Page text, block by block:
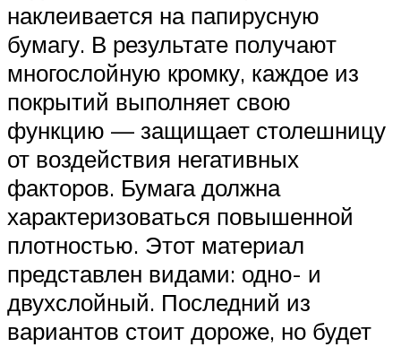
наклеивается на папирусную
бумагу. В результате получают
многослойную кромку, каждое из
покрытий выполняет свою
функцию — защищает столешницу
от воздействия негативных
факторов. Бумага должна
характеризоваться повышенной
плотностью. Этот материал
представлен видами: одно- и
двухслойный. Последний из
вариантов стоит дороже, но будет